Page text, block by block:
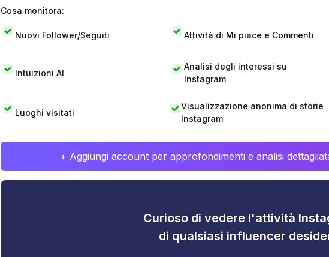
Cosa monitora:
Nuovi Follower/Seguiti Attività di Mi piace e Commenti
Intuizioni AI
Analisi degli interessi su
Instagram
Luoghi visitati
Visualizzazione anonima di storie
Instagram
+ Aggiungi account per approfondimenti e analisi
Curioso di vedere l'attività
di qualsiasi influencer